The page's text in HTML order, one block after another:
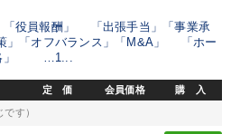
役員報酬」 「出張手当」「事業承
「オフバランス」「M&A」 「ホー
略」 …1...
定 価 会員価格 購 入
す）